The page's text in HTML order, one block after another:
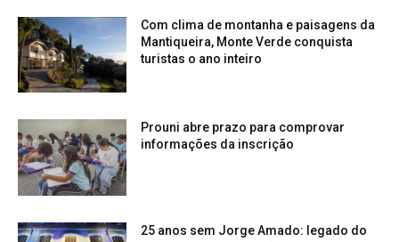
Com clima de montanha e paisagens da
Mantiqueira, Monte Verde conquista
turistas o ano inteiro
Prouni abre prazo para comprovar
informações da inscrição
25 anos sem Jorge Amado: legado do